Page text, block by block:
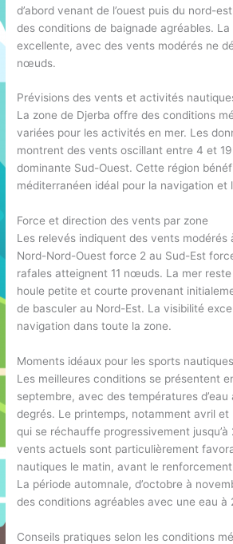
d’abord venant de l’ouest puis du nord-
des conditions de baignade agréables.
excellente, avec des vents modérés ne
nœuds.
Prévisions des vents et activités
La zone de Djerba offre des conditions
variées pour les activités en mer. Les
montrent des vents oscillant entre 4 et
dominante Sud-Ouest. Cette région
méditerranéen idéal pour la navigation et
Force et direction des vents par zone
Les relevés indiquent des vents modérés
Nord-Nord-Ouest force 2 au Sud-Est
rafales atteignent 11 nœuds. La mer
houle petite et courte provenant
de basculer au Nord-Est. La visibilité
navigation dans toute la zone.
Moments idéaux pour les sports nautiques
Les meilleures conditions se présentent
septembre, avec des températures
degrés. Le printemps, notamment avril et
qui se réchauffe progressivement jusqu’à
vents actuels sont particulièrement
nautiques le matin, avant le
La période automnale, d’octobre à
des conditions agréables avec une eau à
Conseils pratiques selon les conditions